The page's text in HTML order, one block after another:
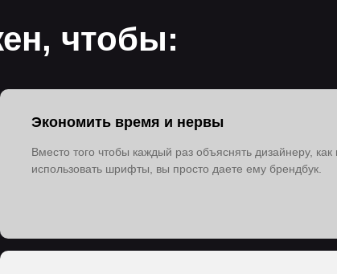
Вместо того чтобы каждый раз объяснять дизайнеру, как
использовать шрифты, вы просто даете ему брендбук.
Экономить время и нервы
чтобы: